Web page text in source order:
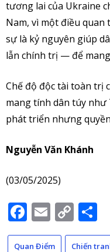
tương lai của Ukraine
Nam, vì một điều quan
sự là kỷ nguyên giúp
lẫn chính trị — để
Chế độ độc tài toàn trị
mang tính dân túy như
phát triển nhưng
Nguyễn Văn Khánh
(03/05/2025)
Facebook
Email
Copy
Quan Điểm Chiến